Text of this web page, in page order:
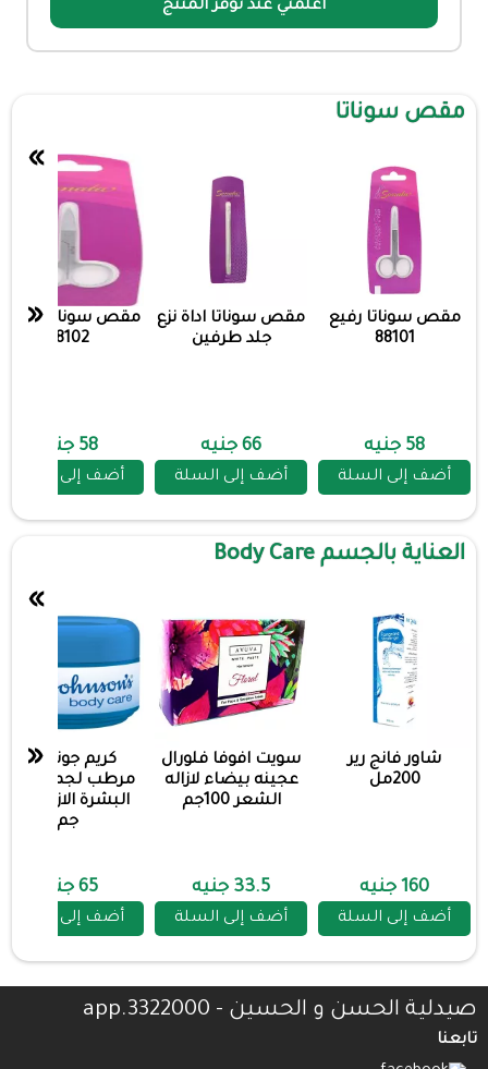
أعلمني عند توفر المنتج
مقص سوناتا
مقص سوناتا رفيع
88101
58 جنيه
أضف إلى السلة
مقص سوناتا اداة نزع
جلد طرفين
66 جنيه
أضف إلى السلة
مقص سوناتا
88102
58 جنيه
أضف إلى السلة
»
«
العناية بالجسم Body Care
شاور فانج رير
200مل
160 جنيه
أضف إلى السلة
سويت افوفا فلورال
عجينه بيضاء لازاله
الشعر 100جم
33.5 جنيه
أضف إلى السلة
كريم جونسون
مرطب لجميع انواع
جم
65 جنيه
أضف إلى السلة
»
«
صيدلية الحسن و الحسين - 3322000.app
تابعنا